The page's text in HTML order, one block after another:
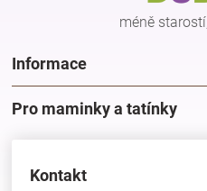
méně
Informace
Pro maminky a tatínky
Kontakt